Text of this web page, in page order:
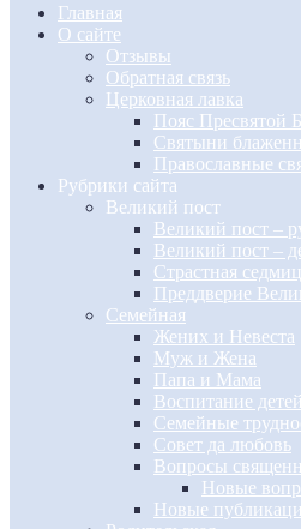
Главная
О сайте
Отзывы
Обратная связь
Церковная лавка
Пояс Пресвятой
Святыни
Православные
Рубрики сайта
Великий пост
Великий пост –
Великий пост –
Страстная
Преддверие
Семейная
Жених и Невеста
Муж и Жена
Папа и Мама
Воспитание детей
Семейные
Совет да любовь
Вопросы
Новые
Новые